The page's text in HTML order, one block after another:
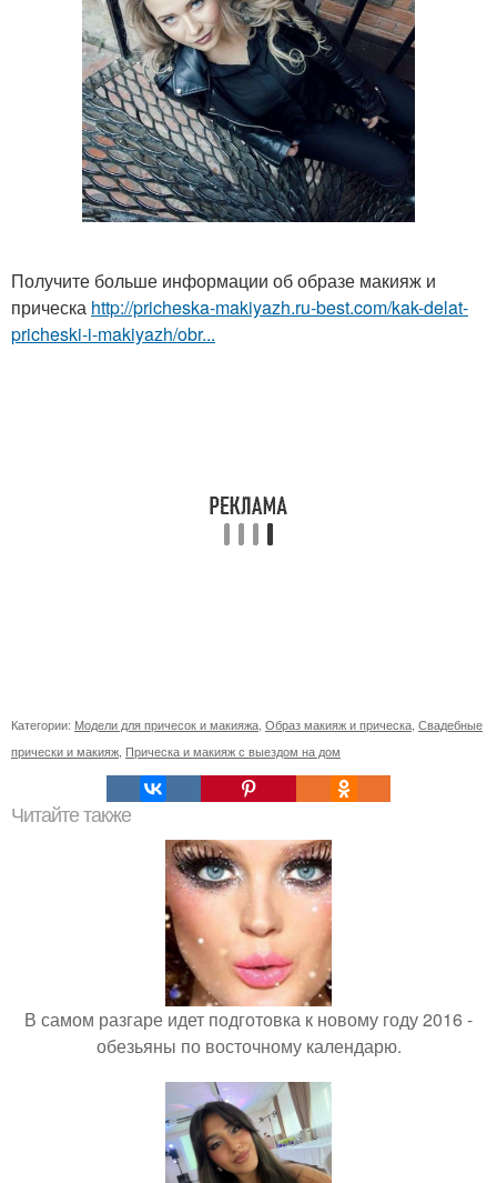
Получите больше информации об образе макияж и
прическа http://pricheska-makiyazh.ru-best.com/kak-delat-
pricheski-i-makiyazh/obr...
Категории: Модели для причесок и макияжа Образ макияж и прическа Свадебные
прически и макияж Прическа и макияж с выездом на дом
Читайте также
В самом разгаре идет подготовка к новому году 2016 -
обезьяны по восточному календарю.